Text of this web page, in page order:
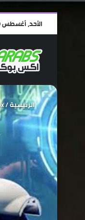
الأحد, أغسطس 9 2026
الرئيسية/